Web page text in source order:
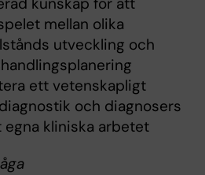
mellan olika
utveckling och
ett vetenskapligt
och diagnosers
kliniska arbetet